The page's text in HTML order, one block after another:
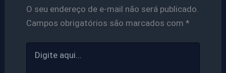
O seu endereço de e-mail não será publicado.
Campos obrigatórios são marcados com *
aqui...